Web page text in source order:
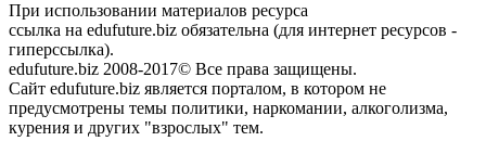
При использовании материалов ресурса
ссылка на edufuture.biz обязательна (для интернет ресурсов -
гиперссылка).
edufuture.biz 2008-2017© Все права защищены.
Сайт edufuture.biz является порталом, в котором не
предусмотрены темы политики, наркомании, алкоголизма,
курения и других "взрослых" тем.